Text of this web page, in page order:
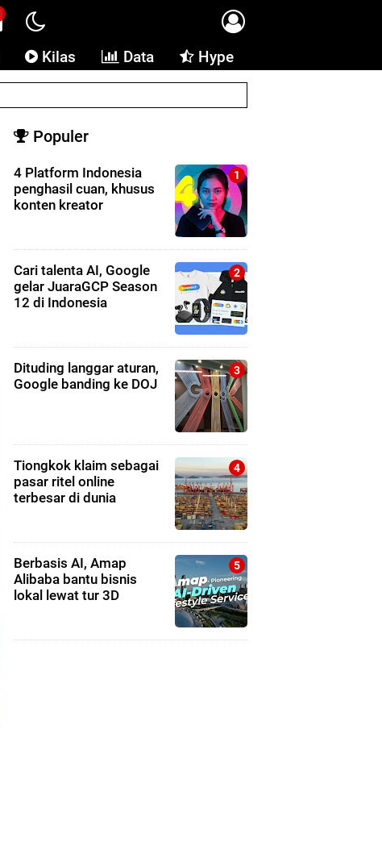
Kilas Data Hype
Populer
4 Platform Indonesia
penghasil cuan, khusus
konten kreator
Cari talenta AI, Google
gelar JuaraGCP Season
12 di Indonesia
Dituding langgar aturan,
Google banding ke DOJ
Tiongkok klaim sebagai
pasar ritel online
terbesar di dunia
Berbasis AI, Amap
Alibaba bantu bisnis
lokal lewat tur 3D